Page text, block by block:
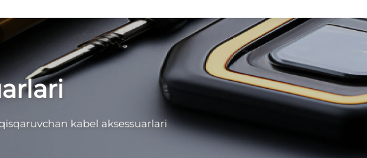
kabel aksessuarlari